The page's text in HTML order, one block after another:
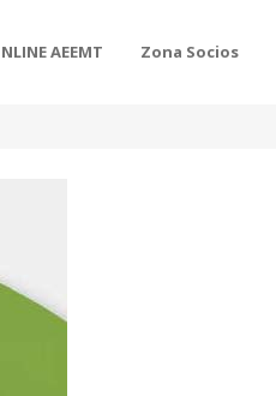
AEEMT Zona Socios